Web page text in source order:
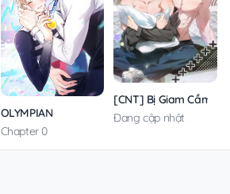
OLYMPIAN
Chapter 0
[CNT] Bị Giam Cầm
Đang cập nhật